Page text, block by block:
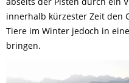
innerhalb kürzester Zeit den
Tiere im Winter jedoch in
bringen.